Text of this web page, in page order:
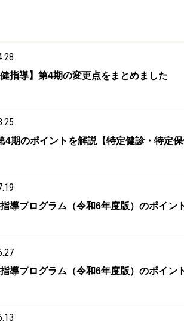
指導】第4期の変更点をまとめました
4期のポイントを解説【特定健診・特定保
導プログラム（令和6年度版）のポイン
導プログラム（令和6年度版）のポイ